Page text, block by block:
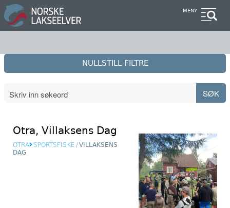
Hopp
til
hovedinnhold
MENY
NULLSTILL FILTRE
Otra, Villaksens Dag
OTRA SPORTSFISKE /VILLAKSENS
DAG